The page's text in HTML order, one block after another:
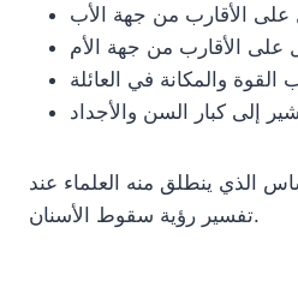
على الأقارب من جهة الأب
على الأقارب من جهة الأم
والمكانة في العائلة
إلى كبار السن والأجداد
الذي ينطلق منه العلماء عند
تفسير رؤية سقوط الأسنان.